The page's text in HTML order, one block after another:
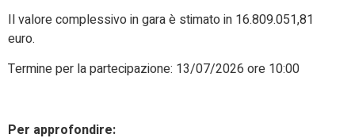
Il valore complessivo in gara è stimato in 16.809.051,81
euro.
Termine per la partecipazione: 13/07/2026 ore 10:00
Per approfondire: